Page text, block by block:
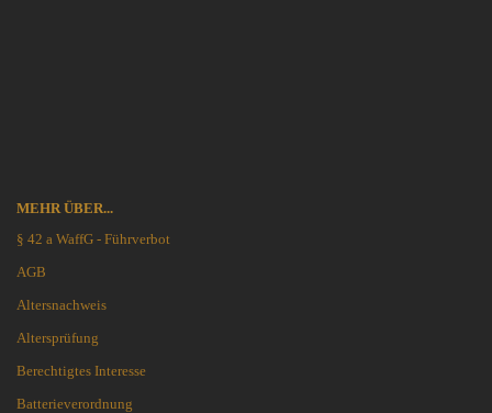
MEHR ÜBER...
§ 42 a WaffG - Führverbot
AGB
Altersnachweis
Altersprüfung
Berechtigtes Interesse
Batterieverordnung